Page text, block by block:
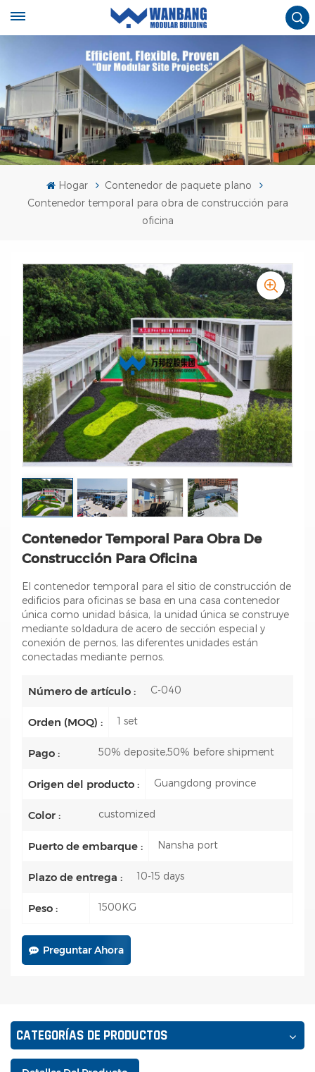
Hogar
Contenedor de paquete plano
Contenedor temporal para obra de construcción para
oficina
Contenedor Temporal Para Obra De
Construcción Para Oficina
El contenedor temporal para el sitio de construcción de
edificios para oficinas se basa en una casa contenedor
única como unidad básica, la unidad única se construye
mediante soldadura de acero de sección especial y
conexión de pernos, las diferentes unidades están
conectadas mediante pernos.
Número de artículo : C-040
Orden (MOQ) : 1 set
Pago : 50% deposite,50% before shipment
Origen del producto : Guangdong province
Color : customized
Puerto de embarque : Nansha port
Plazo de entrega : 10-15 days
Peso : 1500KG
Preguntar Ahora
CATEGORÍAS DE PRODUCTOS